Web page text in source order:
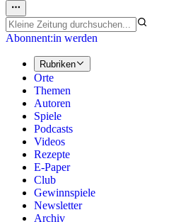
Abonnent:in werden
Rubriken
Orte
Themen
Autoren
Spiele
Podcasts
Videos
Rezepte
E-Paper
Club
Gewinnspiele
Newsletter
Archiv